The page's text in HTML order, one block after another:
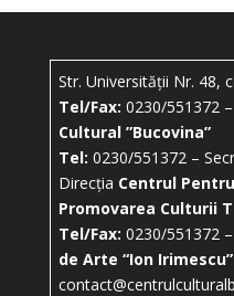
Str. Universității Nr. 48,
Tel/Fax: 0230/551372
Cultural ”Bucovina”
Tel: 0230/551372 –
Direcția Centrul
Promovarea Culturii
Tel/Fax: 0230/551372
de Arte “Ion Irimescu”